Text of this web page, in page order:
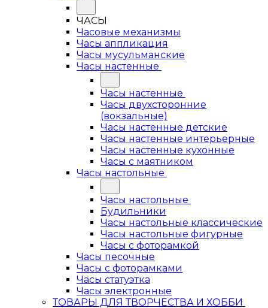
ЧАСЫ
Часовые механизмы
Часы аппликация
Часы мусульманские
Часы настенные
Часы настенные
Часы двухсторонние
(вокзальные)
Часы настенные детские
Часы настенные интерьерные
Часы настенные кухонные
Часы с маятником
Часы настольные
Часы настольные
Будильники
Часы настольные классические
Часы настольные фигурные
Часы с фоторамкой
Часы песочные
Часы с фоторамками
Часы статуэтка
Часы электронные
ТОВАРЫ ДЛЯ ТВОРЧЕСТВА И ХОББИ